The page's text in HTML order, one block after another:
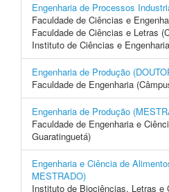
Engenharia de Processos
Faculdade de Ciências e
Faculdade de Ciências e Letras
Instituto de Ciências e
Engenharia de Produção
Faculdade de Engenharia
Engenharia de Produção
Faculdade de Engenharia e
Guaratinguetá)
Engenharia e Ciência de
MESTRADO)
Instituto de Biociências, Letras e